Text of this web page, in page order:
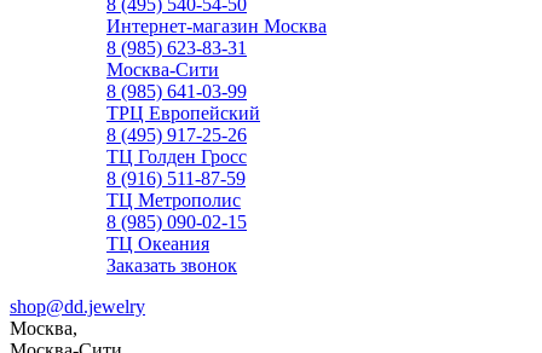
8 (495) 540-54-50
Интернет-магазин Москва
8 (985) 623-83-31
Москва-Сити
8 (985) 641-03-99
ТРЦ Европейский
8 (495) 917-25-26
ТЦ Голден Гросс
8 (916) 511-87-59
ТЦ Метрополис
8 (985) 090-02-15
ТЦ Океания
Заказать звонок
shop@dd.jewelry
Москва,